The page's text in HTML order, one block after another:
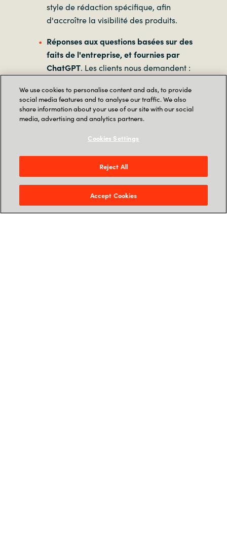
style de rédaction spécifique, afin
d'accroître la visibilité des produits.
Réponses aux questions basées sur des
faits de l'entreprise, et fournies par
ChatGPT. Les clients nous demandent :
ChatGPT qui utilise des données
spécifiques à mon secteur d'activité et à
mes domaines d’intervention?»
Démocratisez l'accès rapide à toutes les
mails, bases de données, SharePoint,
etc.), grâce à des requêtes en langage
naturel et à des recherches sémantiques.
1. Économies de coûts
We use cookies to personalise content and ads, to provide
social media features and to analyse our traffic. We also
share information about your use of our site with our social
media, advertising and analytics partners.
Cookies Settings
Reject All
Accept Cookies